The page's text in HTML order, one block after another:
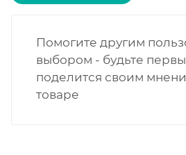
Помогите другим
выбором - будьте
поделится своим
товаре